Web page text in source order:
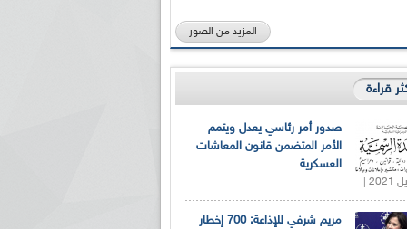
المزيد من الصور
قراءة
صدور أمر رئاسي يعدل ويتمم
الأمر المتضمن قانون المعاشات
العسكرية
مريم شرفي للإذاعة: 700 إخطار